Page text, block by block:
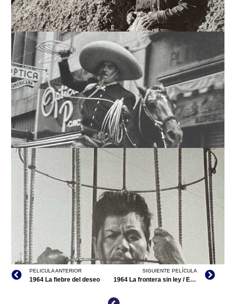
LA FÓRMULA SECRETA (MEDIOMETRAJE), TOMADA DE "LA
FÓRMULA SECRETA RUBÉN GÁMEZ", ALIAS EDITORIAL
LA FÓRMULA SECRETA (MEDIOMETRAJE), TOMADA DE "LA
FÓRMULA SECRETA RUBÉN GÁMEZ", ALIAS EDITORIAL
LA FÓRMULA SECRETA (MEDIOMETRAJE), TOMADA DE "LA
FÓRMULA SECRETA RUBÉN GÁMEZ", ALIAS EDITORIAL
PELICULA ANTERIOR
1964 La fiebre del deseo
SIGUIENTE PELÍCULA
1964 La frontera sin ley / El Rápido en la frontera sin ley